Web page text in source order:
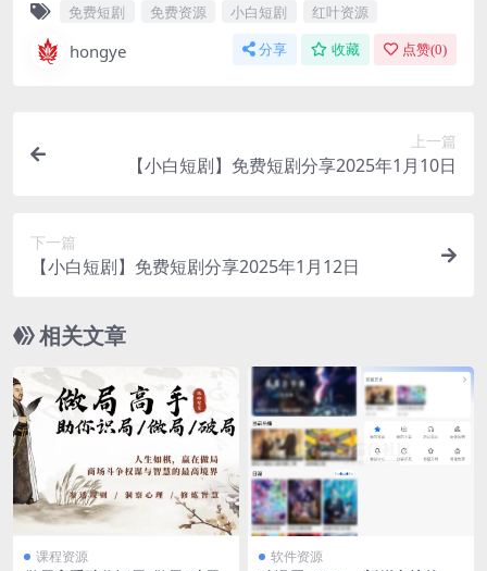
免费短剧 免费资源 小白短剧 红叶资源
hongye 分享 收藏 点赞(0)
上一篇
【小白短剧】免费短剧分享2025年1月10日
下一篇
【小白短剧】免费短剧分享2025年1月12日
相关文章
课程资源 软件资源